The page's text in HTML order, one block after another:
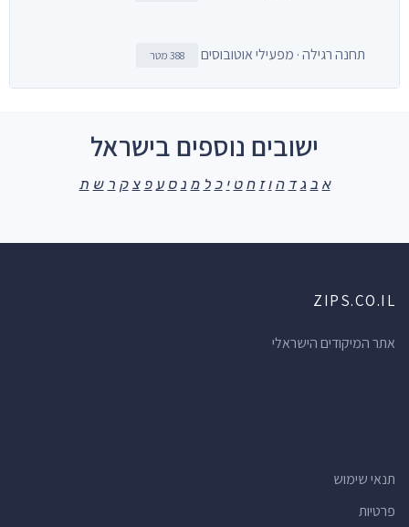
תחנה רגילה · מפעילי אוטובוסים 388 מטר
ישובים נוספים בישראל
א ב ג ד ה ו ז ח ט י כ ל מ נ ס ע פ צ ק ר ש ת
ZIPS.CO.IL
אתר המיקודים הישראלי
תנאי שימוש
פרטיות